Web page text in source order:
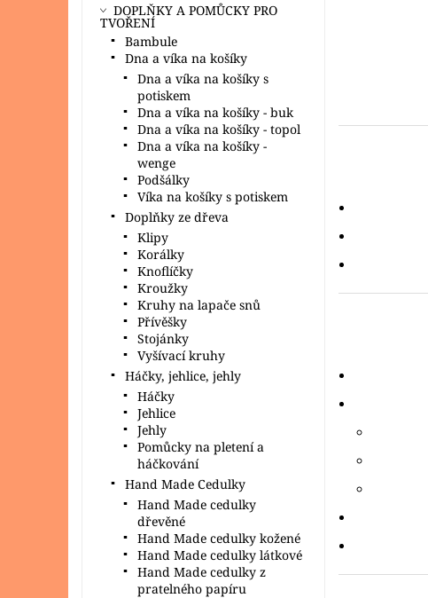
DOPLŇKY A POMŮCKY PRO
TVOŘENÍ
Bambule
Dna a víka na košíky
Dna a víka na košíky s
potiskem
Dna a víka na košíky - buk
Dna a víka na košíky - topol
Dna a víka na košíky -
wenge
Podšálky
Víka na košíky s potiskem
Doplňky ze dřeva
Klipy
Korálky
Knoflíčky
Kroužky
Kruhy na lapače snů
Přívěšky
Stojánky
Vyšívací kruhy
Háčky, jehlice, jehly
Háčky
Jehlice
Jehly
Pomůcky na pletení a
háčkování
Hand Made Cedulky
Hand Made cedulky
dřevěné
Hand Made cedulky kožené
Hand Made cedulky látkové
Hand Made cedulky z
pratelného papíru